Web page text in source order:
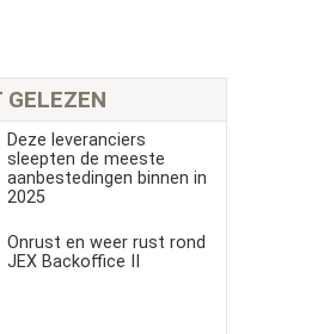
GELEZEN
Deze leveranciers
sleepten de meeste
aanbestedingen binnen in
2025
Onrust en weer rust rond
JEX Backoffice II